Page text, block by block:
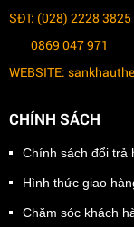
SĐT: (028) 2228 3825
0869 047 971
WEBSITE:
CHÍNH SÁCH
Chính sách đổi trả
Hình thức giao
Chăm sóc khách